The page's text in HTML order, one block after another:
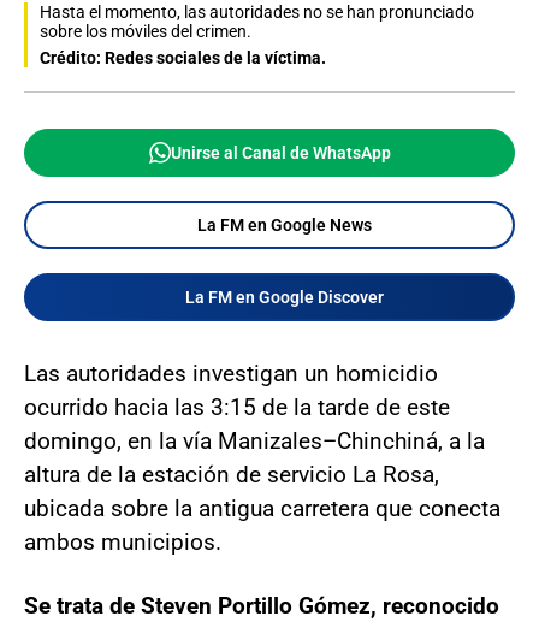
Hasta el momento, las autoridades no se han pronunciado
sobre los móviles del crimen.
Crédito: Redes sociales de la víctima.
Unirse al Canal de WhatsApp
La FM en Google News
La FM en Google Discover
Las autoridades investigan un homicidio
ocurrido hacia las 3:15 de la tarde de este
domingo, en la vía Manizales–Chinchiná, a la
altura de la estación de servicio La Rosa,
ubicada sobre la antigua carretera que conecta
ambos municipios.
Se trata de Steven Portillo Gómez, reconocido